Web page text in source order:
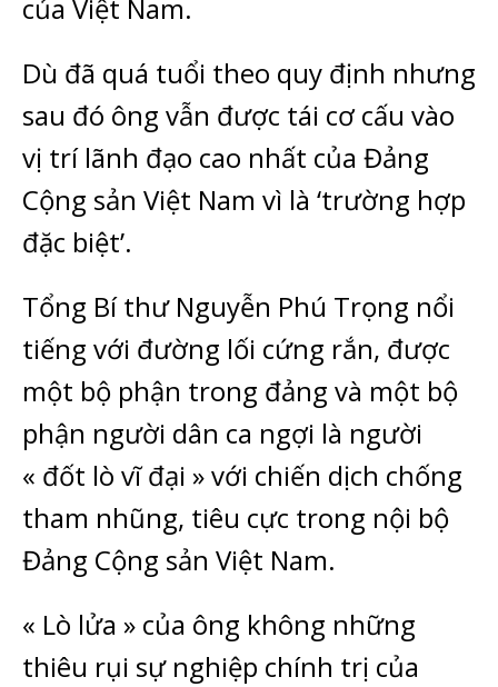
của Việt Nam.
Dù đã quá tuổi theo quy định nhưng
sau đó ông vẫn được tái cơ cấu vào
vị trí lãnh đạo cao nhất của Đảng
Cộng sản Việt Nam vì là ‘trường hợp
đặc biệt’.
Tổng Bí thư Nguyễn Phú Trọng nổi
tiếng với đường lối cứng rắn, được
một bộ phận trong đảng và một bộ
phận người dân ca ngợi là người
« đốt lò vĩ đại » với chiến dịch chống
tham nhũng, tiêu cực trong nội bộ
Đảng Cộng sản Việt Nam.
« Lò lửa » của ông không những
thiêu rụi sự nghiệp chính trị của